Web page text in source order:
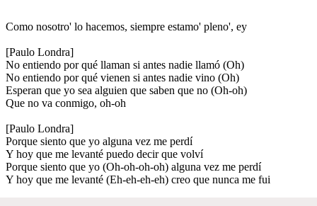
Como nosotro' lo hacemos, siempre estamo' pleno', ey
[Paulo Londra]
No entiendo por qué llaman si antes nadie llamó (Oh)
No entiendo por qué vienen si antes nadie vino (Oh)
Esperan que yo sea alguien que saben que no (Oh-oh)
Que no va conmigo, oh-oh
[Paulo Londra]
Porque siento que yo alguna vez me perdí
Y hoy que me levanté puedo decir que volví
Porque siento que yo (Oh-oh-oh-oh) alguna vez me perdí
Y hoy que me levanté (Eh-eh-eh-eh) creo que nunca me fui